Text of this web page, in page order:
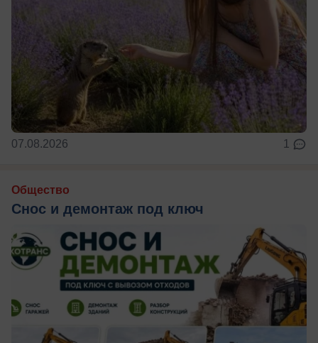
07.08.2026 1
Общество
Снос и демонтаж под ключ